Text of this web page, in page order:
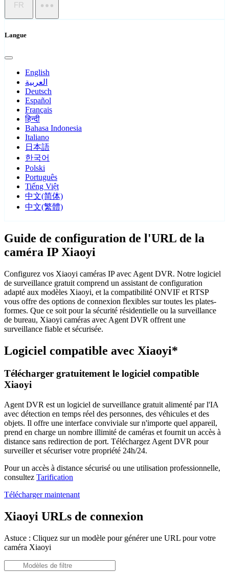
FR
Langue
English
العربية
Deutsch
Español
Français
हिन्दी
Bahasa Indonesia
Italiano
日本語
한국어
Polski
Português
Tiếng Việt
中文(简体)
中文(繁體)
Guide de configuration de l'URL de la
caméra IP Xiaoyi
Configurez vos Xiaoyi caméras IP avec Agent DVR. Notre logiciel
de surveillance gratuit comprend un assistant de configuration
adapté aux modèles Xiaoyi, et la compatibilité ONVIF et RTSP
vous offre des options de connexion flexibles sur toutes les plates-
formes. Que ce soit pour la sécurité résidentielle ou la surveillance
de bureau, Xiaoyi caméras avec Agent DVR offrent une
surveillance fiable et sécurisée.
Logiciel compatible avec Xiaoyi*
Télécharger gratuitement le logiciel compatible
Xiaoyi
Agent DVR est un logiciel de surveillance gratuit alimenté par l'IA
avec détection en temps réel des personnes, des véhicules et des
objets. Il offre une interface conviviale sur n'importe quel appareil,
prend en charge un nombre illimité de caméras et fournit un accès à
distance sans redirection de port. Téléchargez Agent DVR pour
surveiller et sécuriser votre propriété 24h/24.
Pour un accès à distance sécurisé ou une utilisation professionnelle,
consultez Tarification
Télécharger maintenant
Xiaoyi URLs de connexion
Astuce : Cliquez sur un modèle pour générer une URL pour votre
caméra Xiaoyi